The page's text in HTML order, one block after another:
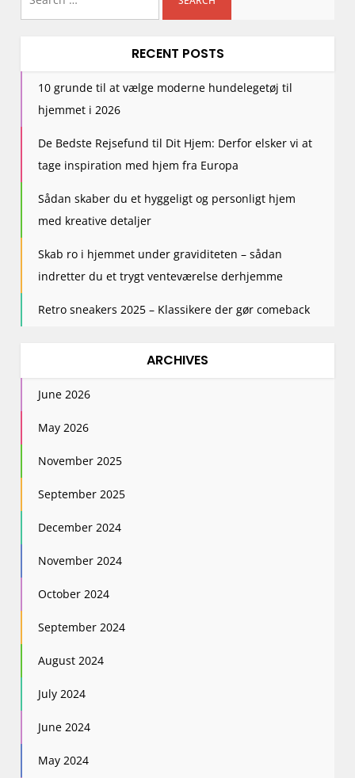
RECENT POSTS
10 grunde til at vælge moderne hundelegetøj til
hjemmet i 2026
De Bedste Rejsefund til Dit Hjem: Derfor elsker vi at
tage inspiration med hjem fra Europa
Sådan skaber du et hyggeligt og personligt hjem
med kreative detaljer
Skab ro i hjemmet under graviditeten – sådan
indretter du et trygt venteværelse derhjemme
Retro sneakers 2025 – Klassikere der gør comeback
ARCHIVES
June 2026
May 2026
November 2025
September 2025
December 2024
November 2024
October 2024
September 2024
August 2024
July 2024
June 2024
May 2024